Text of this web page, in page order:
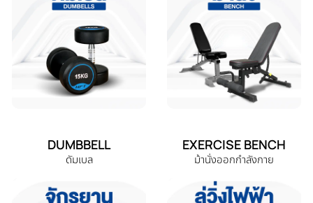
DUMBBELL
ดัมเบล
EXERCISE BENCH
ม้านั่งออกกำลังกาย